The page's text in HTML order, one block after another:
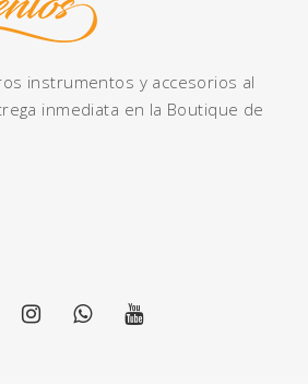
instrumentos y accesorios al
inmediata en la Boutique de